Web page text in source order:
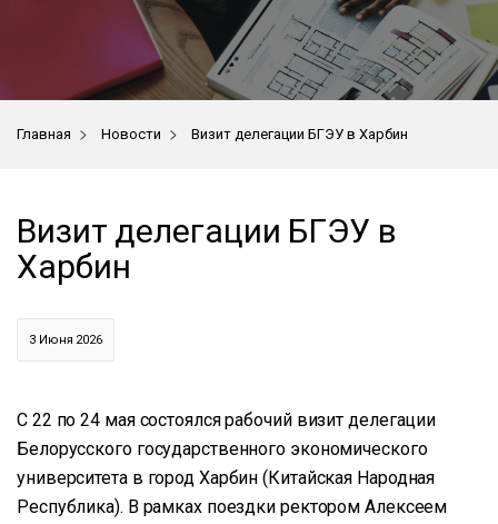
Главная > Новости > Визит делегации БГЭУ в Харбин
Визит делегации БГЭУ в
Харбин
3 Июня 2026
С 22 по 24 мая состоялся рабочий визит делегации
Белорусского государственного экономического
университета в город Харбин (Китайская Народная
Республика). В рамках поездки ректором Алексеем